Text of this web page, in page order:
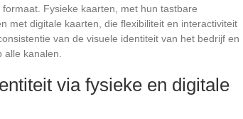
Fysieke kaarten, met hun tastbare
met digitale kaarten, die flexibiliteit en interactiviteit
van de visuele identiteit van het bedrijf en
kanalen.
via fysieke en digitale